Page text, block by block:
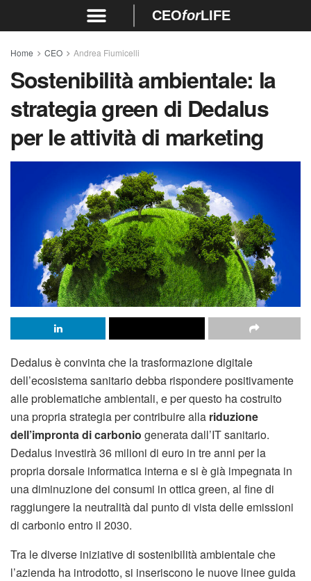
CEOforLIFE
Home CEO Andrea Fiumicelli
Sostenibilità ambientale: la
strategia green di Dedalus
per le attività di marketing
Dedalus è convinta che la trasformazione digitale
dell’ecosistema sanitario debba rispondere positivamente
alle problematiche ambientali, e per questo ha costruito
una propria strategia per contribuire alla riduzione
dell’impronta di carbonio generata dall’IT sanitario.
Dedalus investirà 36 milioni di euro in tre anni per la
propria dorsale informatica interna e si è già impegnata in
una diminuzione dei consumi in ottica green, al fine di
raggiungere la neutralità dal punto di vista delle emissioni
di carbonio entro il 2030.
Tra le diverse iniziative di sostenibilità ambientale che
l’azienda ha introdotto, si inseriscono le nuove linee guida